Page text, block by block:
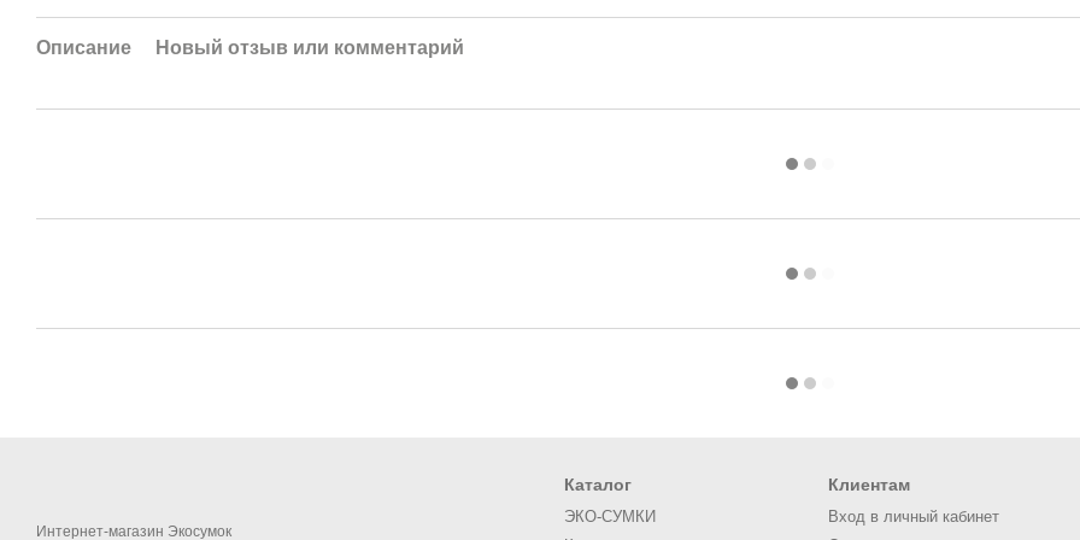
Описание Новый отзыв или комментарий
Интернет-магазин Экосумок
Каталог
ЭКО-СУМКИ
Клиентам
Вход в личный кабинет